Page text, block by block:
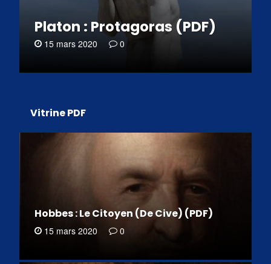
Platon : Protagoras (PDF)
15 mars 2020 0
Vitrine PDF
Hobbes : Le Citoyen (De Cive) (PDF)
15 mars 2020 0